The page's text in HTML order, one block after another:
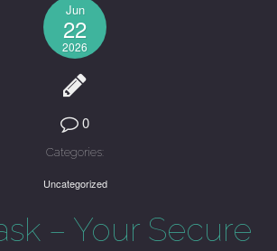
Jun
22
2026
0
Categories:
Uncategorized
– Your Secure